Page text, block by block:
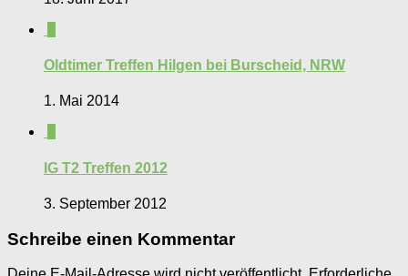
Oldtimer Treffen Hilgen bei Burscheid, NRW
1. Mai 2014
IG T2 Treffen 2012
3. September 2012
Schreibe einen Kommentar